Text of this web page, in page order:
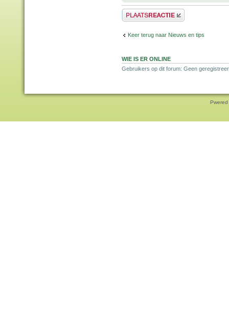
Plaats een reactie
Keer terug naar Nieuws en tips
WIE IS ER ONLINE
Gebruikers op dit forum: Geen